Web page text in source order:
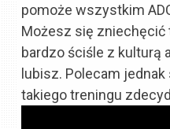
pomoże wszystkim
Możesz się zniechęcić
bardzo ściśle z kulturą
lubisz. Polecam jednak
takiego treningu